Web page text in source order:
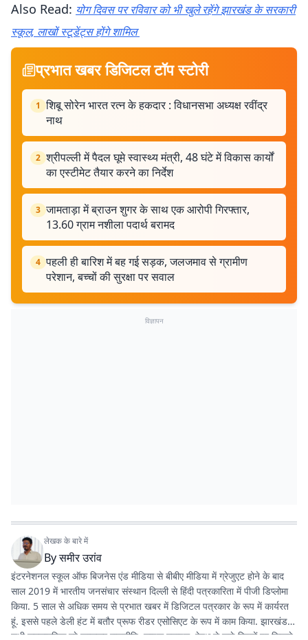
Also Read: योग दिवस पर रविवार को भी खुले रहेंगे झारखंड के सरकारी
स्कूल, लाखों स्टूडेंट्स होंगे शामिल
प्रभात खबर डिजिटल टॉप स्टोरी
1 शिबू सोरेन भारत रत्न के हकदार : विधानसभा अध्यक्ष रवींद्र
नाथ
2 श्रीपल्ली में पैदल घूमे स्वास्थ्य मंत्री, 48 घंटे में विकास कार्यों
का एस्टीमेट तैयार करने का निर्देश
3 जामताड़ा में ब्राउन शुगर के साथ एक आरोपी गिरफ्तार,
13.60 ग्राम नशीला पदार्थ बरामद
4 पहली ही बारिश में बह गई सड़क, जलजमाव से ग्रामीण
परेशान, बच्चों की सुरक्षा पर सवाल
विज्ञापन
लेखक के बारे में
Byसमीर उरांव
इंटरनेशनल स्कूल ऑफ बिजनेस एंड मीडिया से बीबीए मीडिया में ग्रेजुएट होने के बाद
साल 2019 में भारतीय जनसंचार संस्थान दिल्ली से हिंदी पत्रकारिता में पीजी डिप्लोमा
किया. 5 साल से अधिक समय से प्रभात खबर में डिजिटल पत्रकार के रूप में कार्यरत
हूं. इससे पहले डेली हंट में बतौर प्रूफ रीडर एसोसिएट के रूप में काम किया. झारखंड के
सभी समसामयिक मुद्दे खासकर राजनीति, लाइफ स्टाइल, हेल्थ से जुड़े विषयों पर लिखने